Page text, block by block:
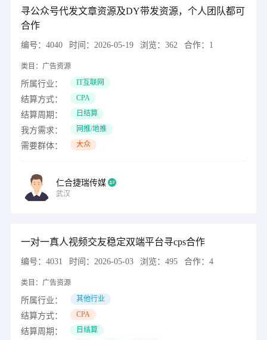
寻公众号代发文章资源及DY带发资源，个人团队都可
合作
编号： 4040 时间： 2026-05-19 浏览： 362 合作： 1
类目： 广告资源
所属行业： IT互联网
结算方式： CPA
结算周期： 日结算
我方需求： 网推/地推
需要群体： 大众
仁合捷瑞传媒
武汉
一对一真人视频交友稳定双端平台寻cps合作
编号： 4031 时间： 2026-05-03 浏览： 495 合作： 4
类目： 广告资源
所属行业： 其他行业
结算方式： CPA
结算周期： 日结算